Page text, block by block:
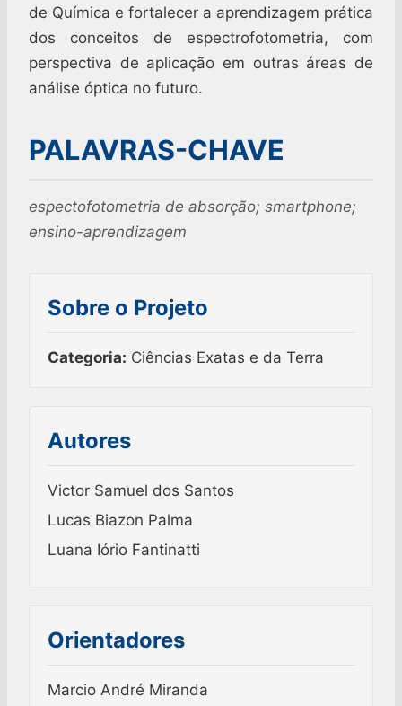
de Química e fortalecer a aprendizagem prática
dos conceitos de espectrofotometria, com
perspectiva de aplicação em outras áreas de
análise óptica no futuro.
PALAVRAS-CHAVE
espectofotometria de absorção; smartphone;
ensino-aprendizagem
Sobre o Projeto
Categoria: Ciências Exatas e da Terra
Autores
Victor Samuel dos Santos
Lucas Biazon Palma
Luana Iório Fantinatti
Orientadores
Marcio André Miranda